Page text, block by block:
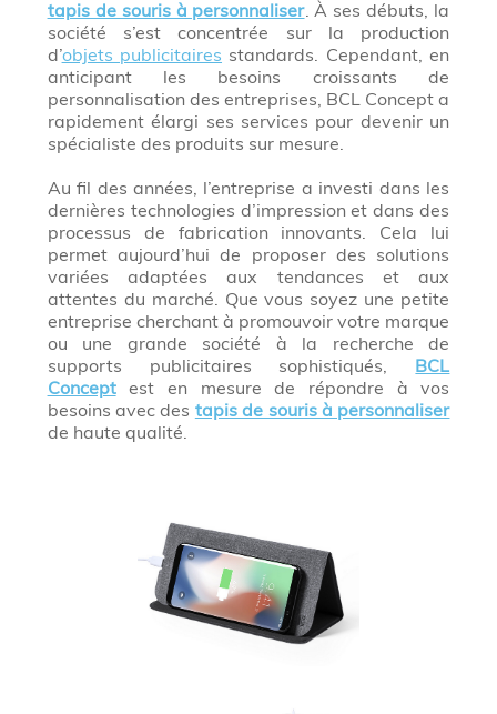
tapis de souris à personnaliser. À ses débuts, la
société s’est concentrée sur la production
d’objets publicitaires standards. Cependant, en
anticipant les besoins croissants de
personnalisation des entreprises, BCL Concept a
rapidement élargi ses services pour devenir un
spécialiste des produits sur mesure.
Au fil des années, l’entreprise a investi dans les
dernières technologies d’impression et dans des
processus de fabrication innovants. Cela lui
permet aujourd’hui de proposer des solutions
variées adaptées aux tendances et aux
attentes du marché. Que vous soyez une petite
entreprise cherchant à promouvoir votre marque
ou une grande société à la recherche de
supports publicitaires sophistiqués, BCL
Conceptest en mesure de répondre à vos
besoins avec des tapis de souris à personnaliser
de haute qualité.